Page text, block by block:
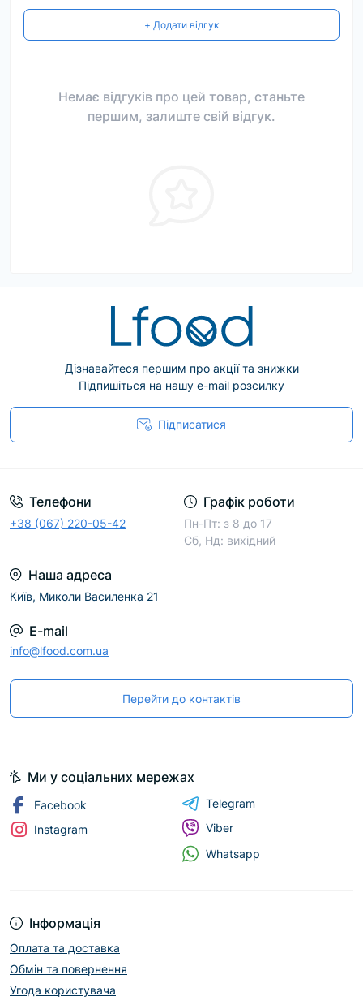
+ Додати відгук
Немає відгуків про цей товар, станьте
першим, залиште свій відгук.
Дізнавайтеся першим про акції та знижки
Підпишіться на нашу e-mail розсилку
Підписатися
Телефони
+38 (067) 220-05-42
Графік роботи
Пн-Пт: з 8 до 17
Сб, Нд: вихідний
Наша адреса
Київ, Миколи Василенка 21
E-mail
info@lfood.com.ua
Перейти до контактів
Інформація
Оплата та доставка
Обмін та повернення
Угода користувача
Ми у соціальних мережах
Facebook
Instagram
Telegram
Viber
Whatsapp